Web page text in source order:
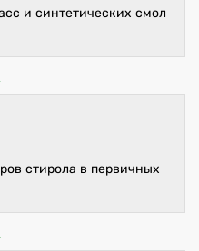
и синтетических смол
стирола в первичных